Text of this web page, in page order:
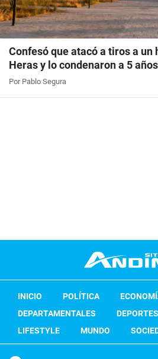
Confesó que atacó a tiros a un
Heras y lo condenaron a 5
Por Pablo Segura
INICIO POLÍTICA
DEPARTAMENTALES
DEPORTES
LIFESTYLE
MUNDO